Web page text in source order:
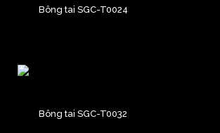
Bông tai SGC-T0024
Bông tai SGC-T0032